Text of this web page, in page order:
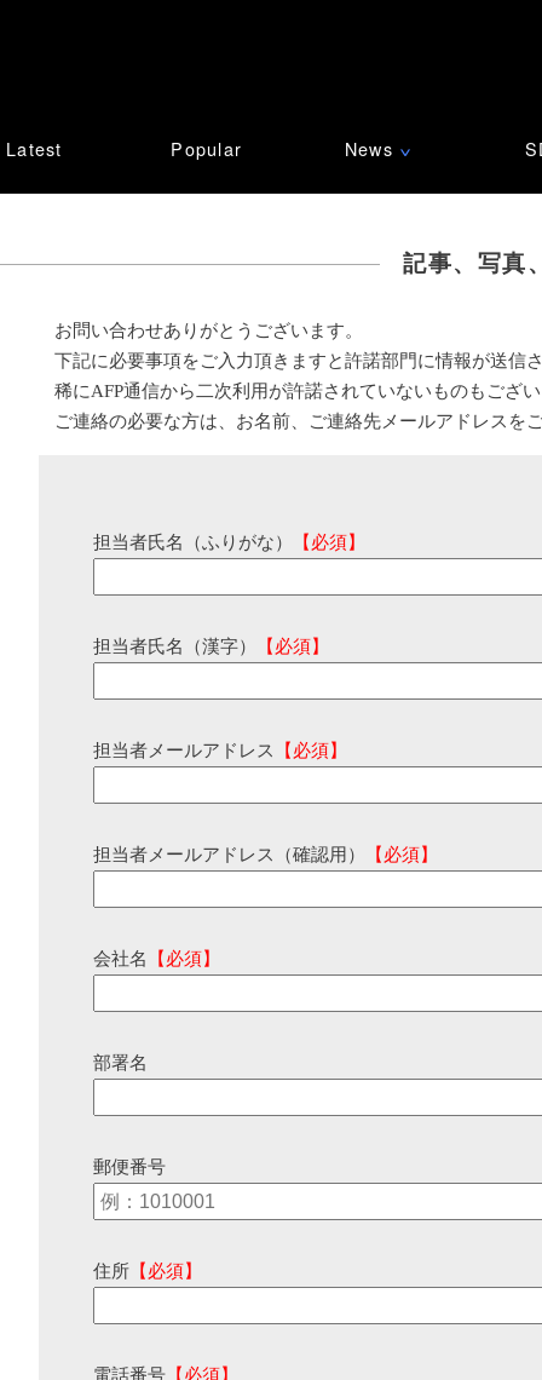
Latest Popular News ∨
記事、写真
お問い合わせありがとうございます。
下記に必要事項をご入力頂きますと許諾部門に情報が送信
稀にAFP通信から二次利用が許諾されていないものもござ
ご連絡の必要な方は、お名前、ご連絡先メールアドレスを
担当者氏名（ふりがな） 【必須】
担当者氏名（漢字） 【必須】
担当者メールアドレス 【必須】
担当者メールアドレス（確認用） 【必須】
会社名 【必須】
部署名
郵便番号
住所 【必須】
電話番号 【必須】